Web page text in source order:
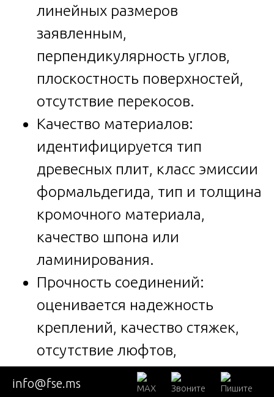
линейных размеров
заявленным,
перпендикулярность углов,
плоскостность поверхностей,
отсутствие перекосов.
Качество материалов:
идентифицируется тип
древесных плит, класс эмиссии
формальдегида, тип и толщина
кромочного материала,
качество шпона или
ламинирования.
Прочность соединений:
оценивается надежность
креплений, качество стяжек,
отсутствие люфтов,
устойчивость к статическим и
info@fse.ms